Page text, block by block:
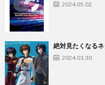
2024.05.02
絶対見たくなる
2024.01.30